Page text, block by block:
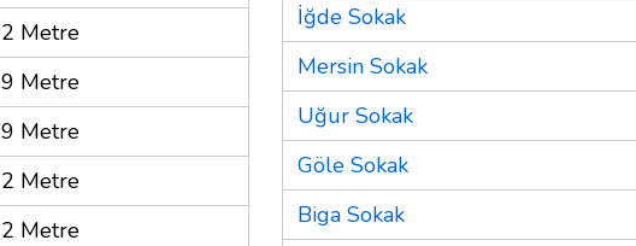
Metre
Metre
Metre
Metre
Metre
İğde Sokak
Mersin Sokak
Uğur Sokak
Göle Sokak
Biga Sokak